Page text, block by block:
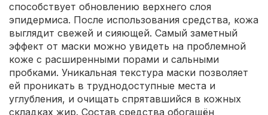
способствует обновлению верхнего слоя
эпидермиса. После использования средства, кожа
выглядит свежей и сияющей. Самый заметный
эффект от маски можно увидеть на проблемной
коже с расширенными порами и сальными
пробками. Уникальная текстура маски позволяет
ей проникать в труднодоступные места и
углубления, и очищать спрятавшийся в кожных
складках жир. Состав средства обогащён